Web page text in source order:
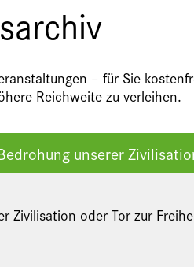
– für Sie
Reichweite zu verleihen.
unserer
Zivilisation oder Tor zur